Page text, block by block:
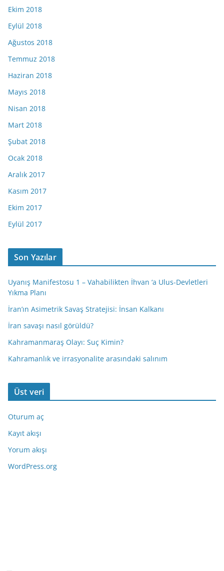
Ekim 2018
Eylül 2018
Ağustos 2018
Temmuz 2018
Haziran 2018
Mayıs 2018
Nisan 2018
Mart 2018
Şubat 2018
Ocak 2018
Aralık 2017
Kasım 2017
Ekim 2017
Eylül 2017
Son Yazılar
Uyanış Manifestosu 1 – Vahabilikten İhvan ‘a Ulus-Devletleri
Yıkma Planı
İran’ın Asimetrik Savaş Stratejisi: İnsan Kalkanı
İran savaşı nasıl görüldü?
Kahramanmaraş Olayı: Suç Kimin?
Kahramanlık ve irrasyonalite arasındaki salınım
Üst veri
Oturum aç
Kayıt akışı
Yorum akışı
WordPress.org